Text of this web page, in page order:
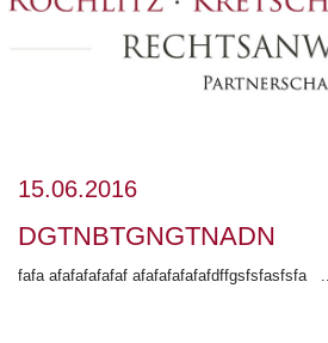
15.06.2016
DGTNBTGNGTNADN
fafa afafafafafaf afafafafafafdffgsfsfasfsfa ...